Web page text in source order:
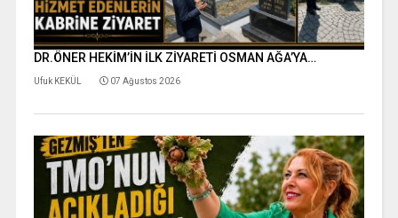
DR.ÖNER HEKİM’İN İLK ZİYARETİ OSMAN AĞA’YA…
Ufuk KEKÜL 07 Ağustos 2026